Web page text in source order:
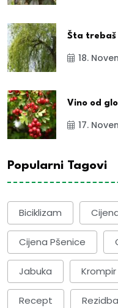
Šta trebaš
18.
Vino od
17.
Popularni Tagovi
Biciklizam
Cijena Pšenice
Jabuka Krompir
Recept Rezidba